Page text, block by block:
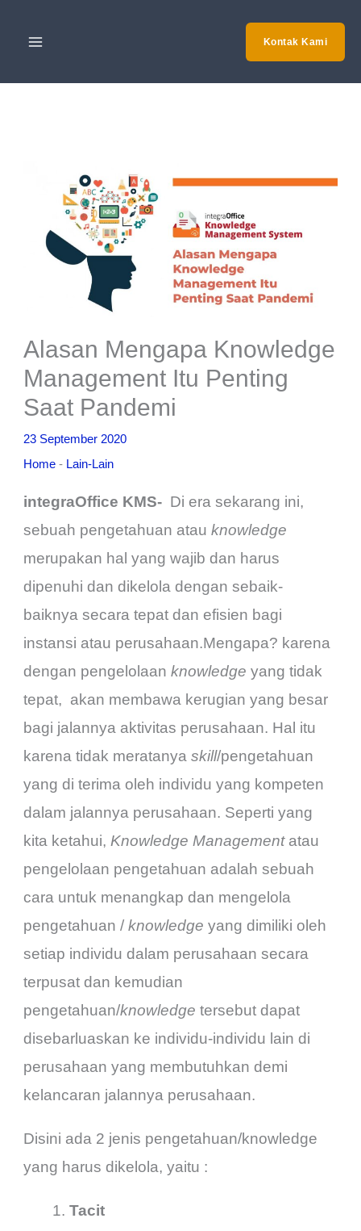
Kontak Kami
Alasan Mengapa Knowledge
Management Itu Penting
Saat Pandemi
23 September 2020
Home - Lain-Lain
integraOffice KMS- Di era sekarang ini,
sebuah pengetahuan atauknowledge
merupakan hal yang wajib dan harus
dipenuhi dan dikelola dengan sebaik-
baiknya secara tepat dan efisien bagi
instansi atau perusahaan.Mengapa? karena
dengan pengelolaanknowledge yang tidak
tepat, akan membawa kerugian yang besar
bagi jalannya aktivitas perusahaan. Hal itu
karena tidak meratanyaskill/pengetahuan
yang di terima oleh individu yang kompeten
dalam jalannya perusahaan. Seperti yang
kita ketahui, Knowledge Managementatau
pengelolaan pengetahuan adalah sebuah
cara untuk menangkap dan mengelola
pengetahuan /knowledge yang dimiliki oleh
setiap individu dalam perusahaan secara
terpusat dan kemudian
pengetahuan/knowledge tersebut dapat
disebarluaskan ke individu-individu lain di
perusahaan yang membutuhkan demi
kelancaran jalannya perusahaan.
Disini ada 2 jenis pengetahuan/knowledge
yang harus dikelola, yaitu :
Tacit